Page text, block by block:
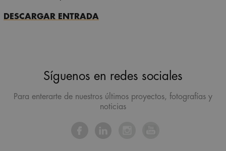
DESCARGAR ENTRADA
Síguenos en redes sociales
Para enterarte de nuestros últimos proyectos, fotografías y
noticias